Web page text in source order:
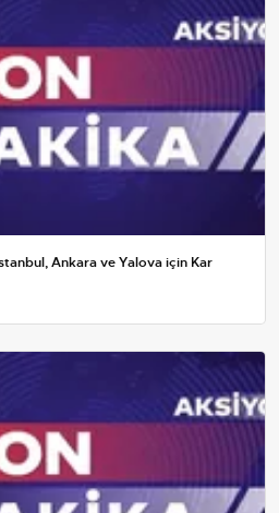
Ankara ve Yalova için Kar